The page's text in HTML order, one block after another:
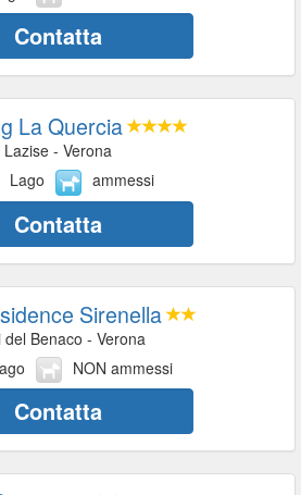
Contatta
La Quercia
Lazise - Verona
Lago
ammessi
Contatta
Sirenella
del Benaco - Verona
NON ammessi
Contatta